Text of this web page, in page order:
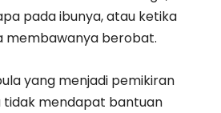
pada ibunya, atau ketika
membawanya berobat.
yang menjadi pemikiran
tidak mendapat bantuan